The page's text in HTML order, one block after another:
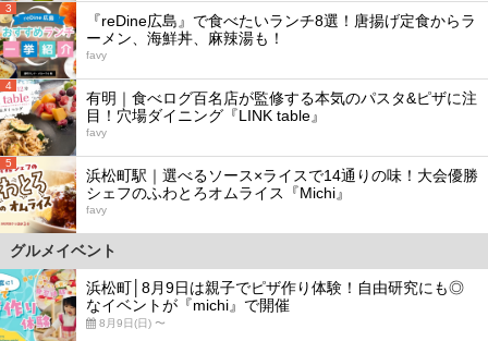
3
『reDine広島』で食べたいランチ8選！唐揚げ定食からラ
ーメン、海鮮丼、麻辣湯も！
favy
4
有明｜食べログ百名店が監修する本気のパスタ&ピザに注
目！穴場ダイニング『LINK table』
favy
5
浜松町駅｜選べるソース×ライスで14通りの味！大会優勝
シェフのふわとろオムライス『Michi』
favy
グルメイベント
浜松町│8月9日は親子でピザ作り体験！自由研究にも◎
なイベントが『michi』で開催
8月9日(日) 〜